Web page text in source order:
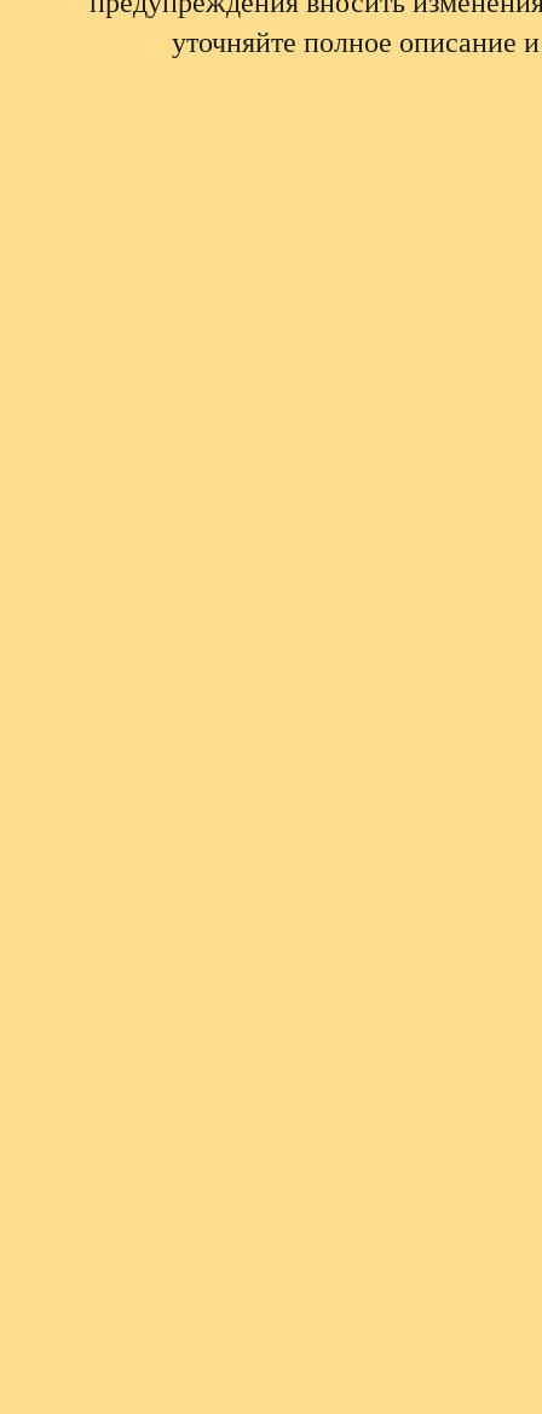
уточняйте полное описание